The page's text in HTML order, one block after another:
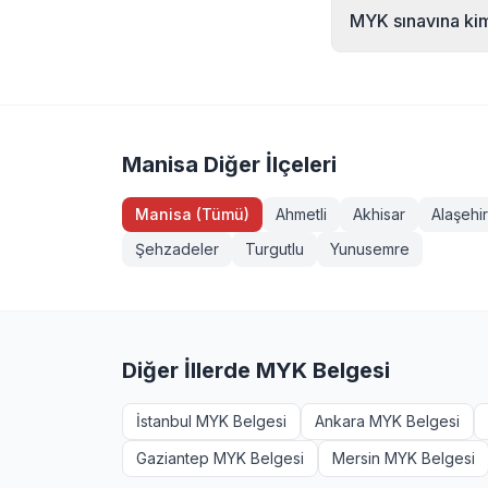
Emlak Danışmanı
(Seviye 3), Servis
(İşaretçi), Köprülü
MYK sınavına
Manisa Diğer İlçeleri
Manisa (Tümü) Ahmetli Akhisar Alaşehir
Şehzadeler
Turgutlu Yunusemre
Diğer İllerde MYK Belgesi
İstanbul MYK Belgesi Ankara MYK Belgesi
Gaziantep MYK Belgesi
Mersin MYK Belgesi